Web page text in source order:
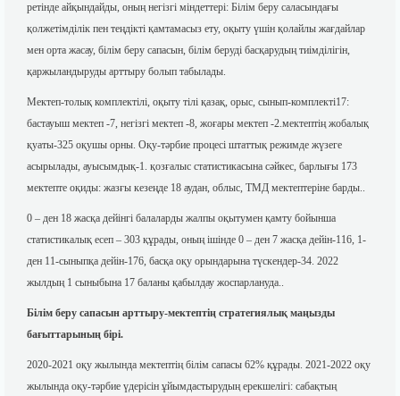
ретінде айқындайды, оның негізгі міндеттері: Білім беру саласындағы
қолжетімділік пен теңдікті қамтамасыз ету, оқыту үшін қолайлы жағдайлар
мен орта жасау, білім беру сапасын, білім беруді басқарудың тиімділігін,
қаржыландыруды арттыру болып табылады.
Мектеп-толық комплектілі, оқыту тілі қазақ, орыс, сынып-комплекті17:
бастауыш мектеп -7, негізгі мектеп -8, жоғары мектеп -2.мектептің жобалық
қуаты-325 оқушы орны. Оқу-тәрбие процесі штаттық режимде жүзеге
асырылады, ауысымдық-1. қозғалыс статистикасына сәйкес, барлығы 173
мектепте оқиды: жазғы кезеңде 18 аудан, облыс, ТМД мектептеріне барды..
0 – ден 18 жасқа дейінгі балаларды жалпы оқытумен қамту бойынша
статистикалық есеп – 303 құрады, оның ішінде 0 – ден 7 жасқа дейін-116, 1-
ден 11-сыныпқа дейін-176, басқа оқу орындарына түскендер-34. 2022
жылдың 1 сыныбына 17 баланы қабылдау жоспарлануда..
Білім беру сапасын арттыру-мектептің стратегиялық маңызды
бағыттарының бірі.
2020-2021 оқу жылында мектептің білім сапасы 62% құрады. 2021-2022 оқу
жылында оқу-тәрбие үдерісін ұйымдастырудың ерекшелігі: сабақтың